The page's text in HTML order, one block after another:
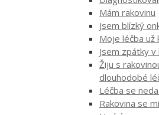
Mám rakovinu
Jsem blízký
Moje léčba už
Jsem zpátky
Žiju s
dlouhodobé
Léčba se
Rakovina se